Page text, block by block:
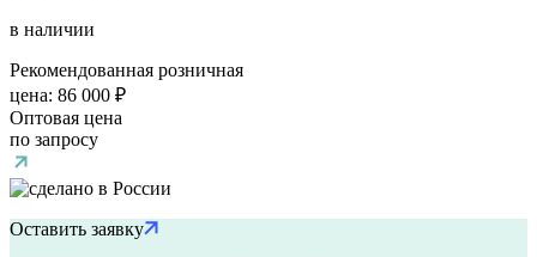
в наличии
Рекомендованная розничная
цена: 86 000 ₽
Оптовая цена
по запросу
Оставить заявку